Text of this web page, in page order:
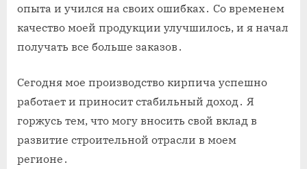
опыта и учился на своих ошибках․ Со временем
качество моей продукции улучшилось, и я начал
получать все больше заказов․
Сегодня мое производство кирпича успешно
работает и приносит стабильный доход․ Я
горжусь тем, что могу вносить свой вклад в
развитие строительной отрасли в моем
регионе․